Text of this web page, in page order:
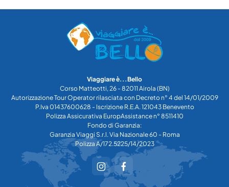
Viaggiare è...Bello
Corso Matteotti, 26 - 82011 Airola (BN)
Autorizzazione Tour Operator rilasciata con Decreto n° 4 del 14/01/2009
P.Iva 01437600628 - Iscrizione R.E.A. 121043 Benevento
Polizza Assicurativa EuropAssistance n° 8511410
Fondo di Garanzia:
Garanzia Viaggi S.r.l. Via Nazionale 60 - Roma
Polizza A/172.5225/14/2023